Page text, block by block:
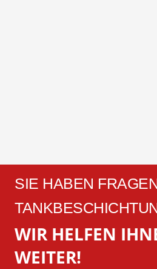
SIE HABEN
WIR HELFEN
WEITER!